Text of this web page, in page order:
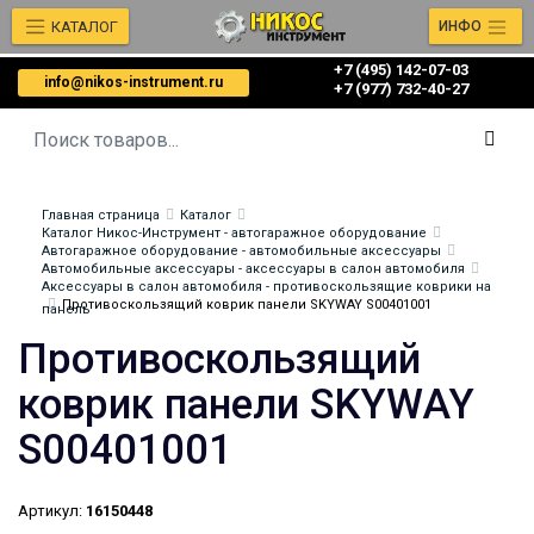
info@nikos-instrument.ru
+7 (495) 142-07-03
‎‎+7 (977) 732-40-27
КАТАЛОГ ИНФО
Главная страница
Каталог
Каталог Никос-Инструмент - автогаражное оборудование
Автогаражное оборудование - автомобильные аксессуары
Автомобильные аксессуары - аксессуары в салон автомобиля
Аксессуары в салон автомобиля - противоскользящие коврики на
панель
Противоскользящий коврик панели SKYWAY S00401001
Противоскользящий
коврик панели SKYWAY
S00401001
Артикул: 16150448